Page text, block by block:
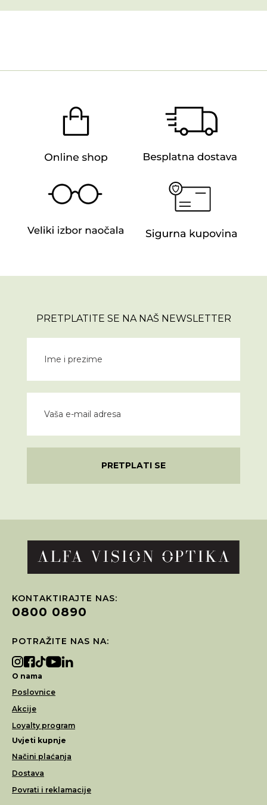
PRETPLATITE SE NA NAŠ NEWSLETTER
PRETPLATI SE
KONTAKTIRAJTE NAS:
0800 0890
POTRAŽITE NAS NA:
O nama
Poslovnice
Akcije
Loyalty program
Uvjeti kupnje
Načini plaćanja
Dostava
Povrati i reklamacije